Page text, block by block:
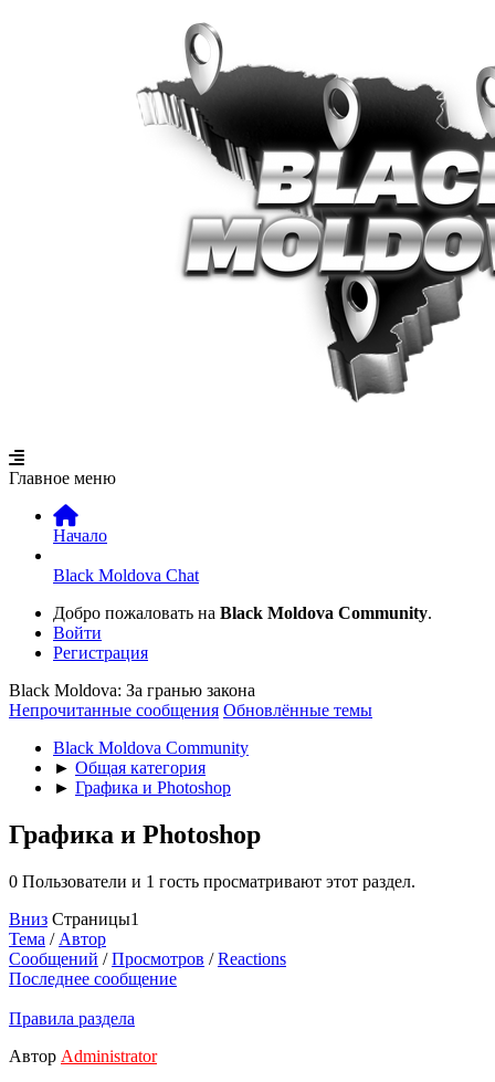
Главное меню
Начало
Black Moldova Chat
Добро пожаловать на Black Moldova Community.
Войти
Регистрация
Black Moldova: За гранью закона
Непрочитанные сообщения Обновлённые темы
Black Moldova Community
► Общая категория
► Графика и Photoshop
Графика и Photoshop
0 Пользователи и 1 гость просматривают этот раздел.
Вниз Страницы1
Тема / Автор
Сообщений /Просмотров /Reactions
Последнее сообщение
Правила раздела
Автор Administrator